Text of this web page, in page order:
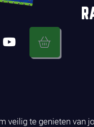
veilig te genieten van